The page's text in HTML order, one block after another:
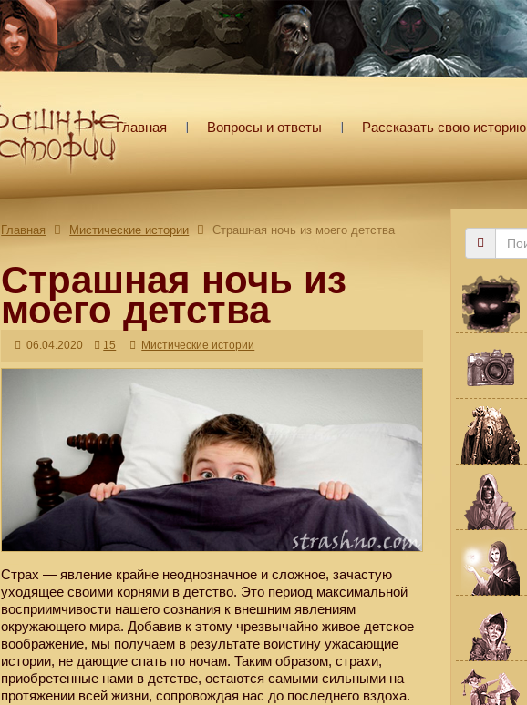
Главная Вопросы и ответы Рассказать свою историю
Главная Мистические истории Страшная ночь из моего детства
Страшная ночь из
моего детства
06.04.2020 15 Мистические истории
Страх — явление крайне неоднозначное и сложное, зачастую
уходящее своими корнями в детство. Это период максимальной
восприимчивости нашего сознания к внешним явлениям
окружающего мира. Добавив к этому чрезвычайно живое детское
воображение, мы получаем в результате воистину ужасающие
истории, не дающие спать по ночам. Таким образом, страхи,
приобретенные нами в детстве, остаются самыми сильными на
протяжении всей жизни, сопровождая нас до последнего вздоха.
Поиск